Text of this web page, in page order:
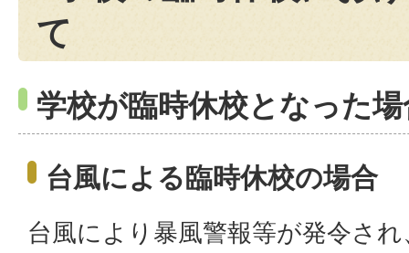
て
学校が臨時休校となった場
台風による臨時休校の場合
台風により暴風警報等が発令さ